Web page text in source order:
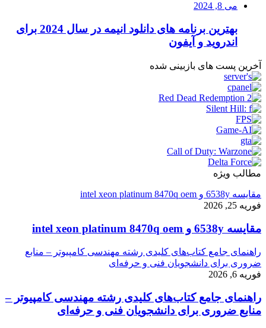
می 8, 2024
بهترین برنامه های دانلود انیمه در سال 2024 برای
اندروید و آیفون
آخرین پست های بازبینی شده
مطالب ویژه
مقایسه 6538y و intel xeon platinum 8470q oem
فوریه 25, 2026
مقایسه 6538y و intel xeon platinum 8470q oem
راهنمای جامع کتاب‌های کلیدی رشته مهندسی کامپیوتر – منابع
ضروری برای دانشجویان فنی و حرفه‌ای
فوریه 6, 2026
راهنمای جامع کتاب‌های کلیدی رشته مهندسی کامپیوتر –
منابع ضروری برای دانشجویان فنی و حرفه‌ای